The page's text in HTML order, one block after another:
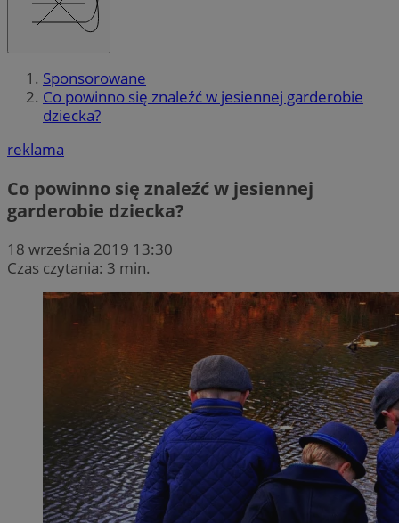
Sponsorowane
Co powinno się znaleźć w jesiennej garderobie
dziecka?
reklama
Co powinno się znaleźć w jesiennej
garderobie dziecka?
18 września 2019 13:30
Czas czytania: 3 min.